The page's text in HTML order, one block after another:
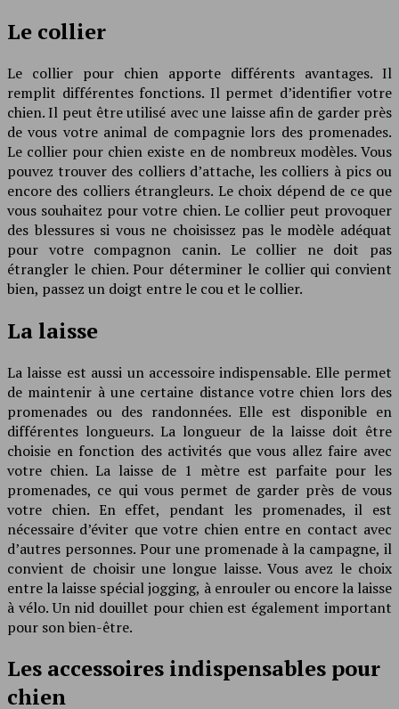
Le collier
Le collier pour chien apporte différents avantages. Il
remplit différentes fonctions. Il permet d’identifier votre
chien. Il peut être utilisé avec une laisse afin de garder près
de vous votre animal de compagnie lors des promenades.
Le collier pour chien existe en de nombreux modèles. Vous
pouvez trouver des colliers d’attache, les colliers à pics ou
encore des colliers étrangleurs. Le choix dépend de ce que
vous souhaitez pour votre chien. Le collier peut provoquer
des blessures si vous ne choisissez pas le modèle adéquat
pour votre compagnon canin. Le collier ne doit pas
étrangler le chien. Pour déterminer le collier qui convient
bien, passez un doigt entre le cou et le collier.
La laisse
La laisse est aussi un accessoire indispensable. Elle permet
de maintenir à une certaine distance votre chien lors des
promenades ou des randonnées. Elle est disponible en
différentes longueurs. La longueur de la laisse doit être
choisie en fonction des activités que vous allez faire avec
votre chien. La laisse de 1 mètre est parfaite pour les
promenades, ce qui vous permet de garder près de vous
votre chien. En effet, pendant les promenades, il est
nécessaire d’éviter que votre chien entre en contact avec
d’autres personnes. Pour une promenade à la campagne, il
convient de choisir une longue laisse. Vous avez le choix
entre la laisse spécial jogging, à enrouler ou encore la laisse
à vélo. Un nid douillet pour chien est également important
pour son bien-être.
Les accessoires indispensables pour
chien